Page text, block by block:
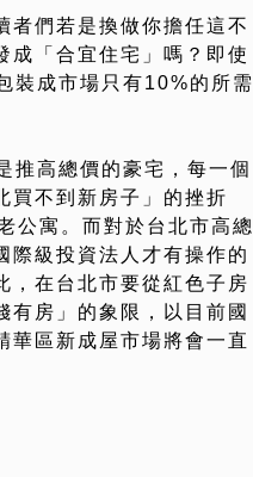
者們若是換做你擔任這不
成「合宜住宅」嗎？即使
裝成市場只有10%的所需
推高總價的豪宅，每一個
買不到新房子」的挫折
公寓。而對於台北市高總
際級投資法人才有操作的
，在台北市要從紅色子房
有房」的象限，以目前國
華區新成屋市場將會一直